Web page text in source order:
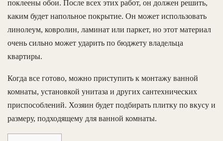
поклеены обои. После всех этих работ, он должен решить,
каким будет напольное покрытие. Он может использовать
линолеум, ковролин, ламинат или паркет, но этот материал
очень сильно может ударить по бюджету владельца
квартиры.
Когда все готово, можно приступить к монтажу ванной
комнаты, установкой унитаза и других сантехнических
приспособлений. Хозяин будет подбирать плитку по вкусу и
размеру, подходящему для ванной комнаты.